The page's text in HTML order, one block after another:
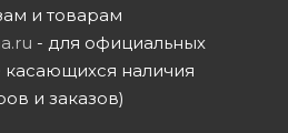
и товарам
- для официальных
касающихся наличия
и заказов)